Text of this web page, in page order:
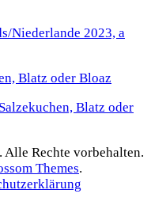
Niederlande 2023, a
Blatz oder Bloaz
Blatz oder
. Alle Rechte vorbehalten.
Themes.